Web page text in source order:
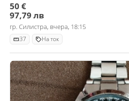
50 €
97,79 лв
гр. Силистра, вчера, 18:15
37 На ток